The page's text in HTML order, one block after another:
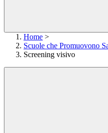
Home >
Scuole che Promuovono
Screening visivo